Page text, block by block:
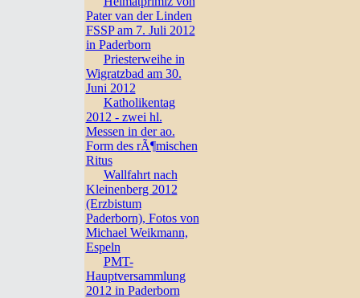
Pater van der Linden
FSSP am 7. Juli 2012
in Paderborn
Priesterweihe in
Wigratzbad am 30.
Juni 2012
Katholikentag
2012 - zwei hl.
Messen in der ao.
Form des rÃ¶mischen
Ritus
Wallfahrt nach
Kleinenberg 2012
(Erzbistum
Paderborn), Fotos von
Michael Weikmann,
Espeln
PMT-
Hauptversammlung
2012 in Paderborn